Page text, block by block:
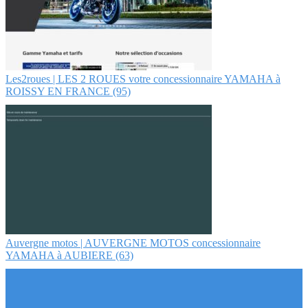
Les2roues | LES 2 ROUES votre con­cession­nai­re YAMAHA à
ROISSY EN FRANCE (95)
Auvergne motos | AUVERGNE MOTOS con­cession­nai­re
YAMAHA à AUBIERE (63)